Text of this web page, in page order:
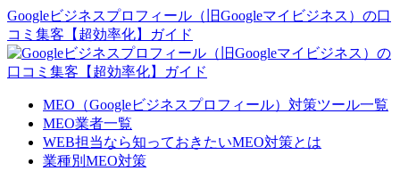
Googleビジネスプロフィール（旧Googleマイビジネス）の口
コミ集客【超効率化】ガイド
MEO（Googleビジネスプロフィール）対策ツール一覧
MEO業者一覧
WEB担当なら知っておきたいMEO対策とは
業種別MEO対策